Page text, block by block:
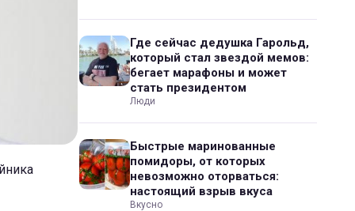
Где сейчас дедушка Гарольд,
который стал звездой мемов:
бегает марафоны и может
стать президентом
Люди
Быстрые маринованные
помидоры, от которых
невозможно оторваться:
настоящий взрыв вкуса
Вкусно